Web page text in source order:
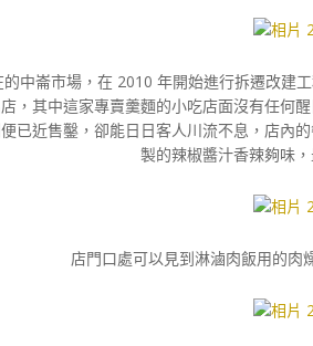
中崙市場，在 2010 年開始進行拆遷改建
，其中這家專賣羹麵的小吃店面沒有任何
已近售鑿，卻能日日客人川流不息，店內
製的辣椒醬汁香辣夠味
店門口處可以見到淋滷肉飯用的肉